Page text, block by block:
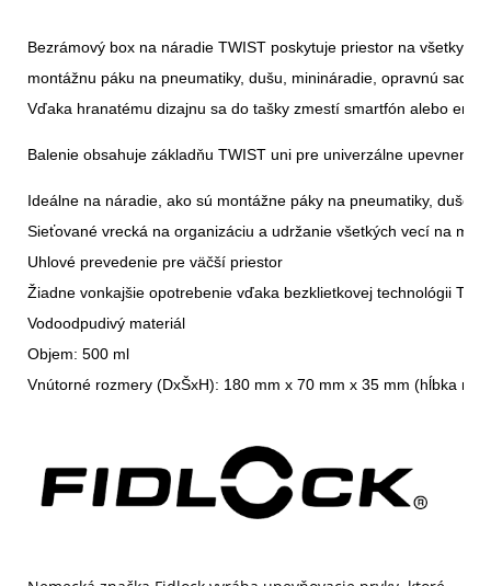
Bezrámový box na náradie TWIST poskytuje priestor na všetky
montážnu páku na pneumatiky, dušu, minináradie, opravnú
Vďaka hranatému dizajnu sa do tašky zmestí smartfón alebo
Balenie obsahuje základňu TWIST uni pre univerzálne upevnenie
Ideálne na náradie, ako sú montážne páky na pneumatiky, duše,
Sieťované vrecká na organizáciu a udržanie všetkých vecí na
Uhlové prevedenie pre väčší priestor
Žiadne vonkajšie opotrebenie vďaka bezklietkovej technológii
Vodoodpudivý materiál
Objem: 500 ml
Vnútorné rozmery (DxŠxH): 180 mm x 70 mm x 35 mm (hĺbka na